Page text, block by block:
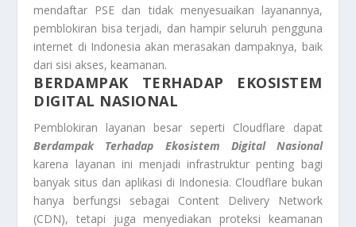
mendaftar PSE dan tidak menyesuaikan layanannya,
pemblokiran bisa terjadi, dan hampir seluruh pengguna
internet di Indonesia akan merasakan dampaknya, baik
dari sisi akses, keamanan.
BERDAMPAK TERHADAP EKOSISTEM
DIGITAL NASIONAL
Pemblokiran layanan besar seperti Cloudflare dapat
Berdampak Terhadap Ekosistem Digital Nasional
karena layanan ini menjadi infrastruktur penting bagi
banyak situs dan aplikasi di Indonesia. Cloudflare bukan
hanya berfungsi sebagai Content Delivery Network
(CDN), tetapi juga menyediakan proteksi keamanan